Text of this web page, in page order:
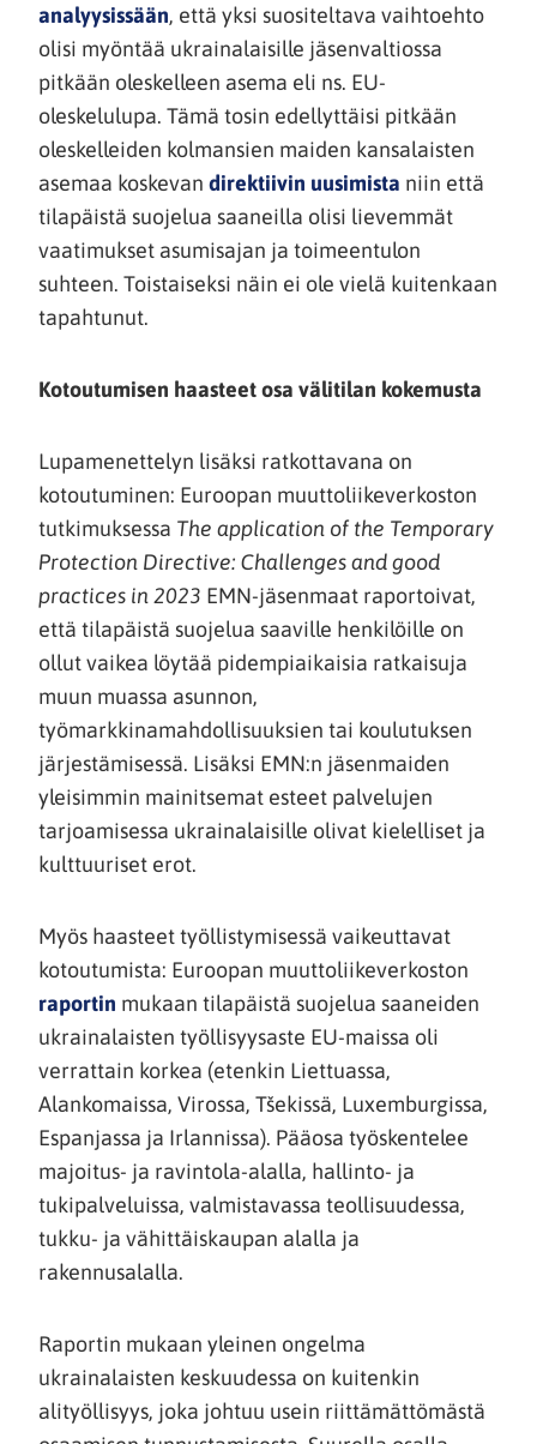
analyysissään(siirryt
toiseen
palveluun)
, että yksi suositeltava vaihtoehto
olisi myöntää ukrainalaisille jäsenvaltiossa
pitkään oleskelleen asema eli ns. EU-
oleskelulupa. Tämä tosin edellyttäisi pitkään
oleskelleiden kolmansien maiden kansalaisten
asemaa koskevan direktiivin uusimista (siirryt
toiseen
palveluun)
niin että
tilapäistä suojelua saaneilla olisi lievemmät
vaatimukset asumisajan ja toimeentulon
suhteen. Toistaiseksi näin ei ole vielä kuitenkaan
tapahtunut.
Kotoutumisen haasteet osa välitilan kokemusta
Lupamenettelyn lisäksi ratkottavana on
kotoutuminen: Euroopan muuttoliikeverkoston
tutkimuksessa The application of the Temporary
Protection Directive: Challenges and good
practices in 2023 EMN-jäsenmaat raportoivat,
että tilapäistä suojelua saaville henkilöille on
ollut vaikea löytää pidempiaikaisia ratkaisuja
muun muassa asunnon,
työmarkkinamahdollisuuksien tai koulutuksen
järjestämisessä. Lisäksi EMN:n jäsenmaiden
yleisimmin mainitsemat esteet palvelujen
tarjoamisessa ukrainalaisille olivat kielelliset ja
kulttuuriset erot.
Myös haasteet työllistymisessä vaikeuttavat
kotoutumista: Euroopan muuttoliikeverkoston
raportin mukaan tilapäistä suojelua saaneiden
ukrainalaisten työllisyysaste EU-maissa oli
verrattain korkea (etenkin Liettuassa,
Alankomaissa, Virossa, Tšekissä, Luxemburgissa,
Espanjassa ja Irlannissa). Pääosa työskentelee
majoitus- ja ravintola-alalla, hallinto- ja
tukipalveluissa, valmistavassa teollisuudessa,
tukku- ja vähittäiskaupan alalla ja
rakennusalalla.
Raportin mukaan yleinen ongelma
ukrainalaisten keskuudessa on kuitenkin
alityöllisyys, joka johtuu usein riittämättömästä